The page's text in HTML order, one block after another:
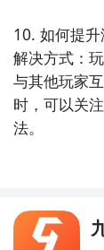
10. 如何提
解决方式：
与其他玩家
时，可以关
法。